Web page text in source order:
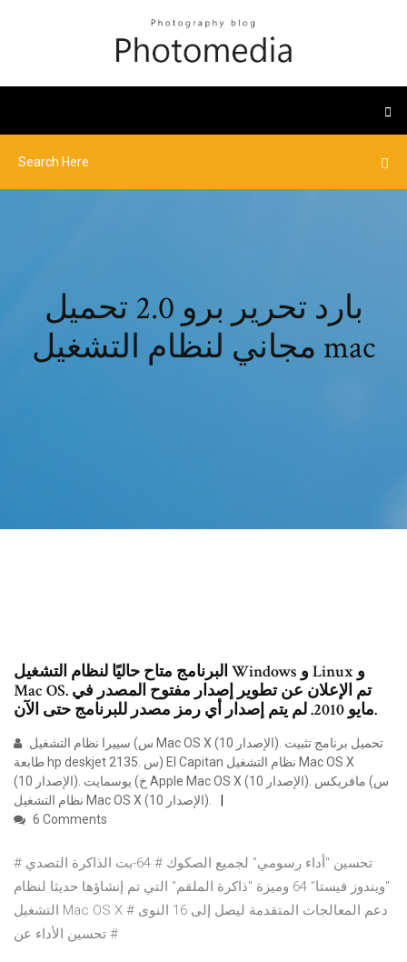
بارد تحرير برو 2.0 تحميل
مجاني لنظام التشغيل mac
البرنامج متاح حاليًا لنظام التشغيل Windows و Linux و
Mac OS. تم الإعلان عن تطوير إصدار مفتوح المصدر في
مايو 2010. لم يتم إصدار أي رمز مصدر للبرنامج حتى الآن.
طابعة hp deskjet 2135. س) EI Capitan نظام التشغيل Mac OS X
(الإصدار 10). خ) يوسمايت Apple Mac OS X (الإصدار 10). س) مافريكس
نظام التشغيل Mac OS X (الإصدار 10).
6 Comments
# تحسين "أداء رسومي" لجميع الصكوك # 64-بت الذاكرة التصدي
"ويندوز فيستا" 64 وميزة "ذاكرة الملقم" التي تم إنشاؤها حديثا لنظام
التشغيل Mac OS X # دعم المعالجات المتقدمة ليصل إلى 16 النوى
# تحسين الأداء عن